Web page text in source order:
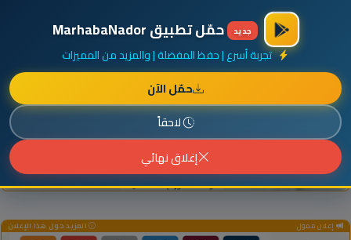
أضف نشاطك مجاناً
جديد حمّل تطبيق MarhabaNador
تجربة أسرع | حفظ المفضلة | والمزيد من المميزات
حمّل الآن
لاحقاً
إغلاق نهائي
إعلان ممول المزيد حول هذا الإعلان
إعلان ممول المزيد حول هذا الإعلان